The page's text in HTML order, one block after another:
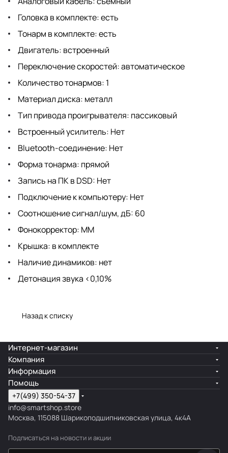
Головка в комплекте: есть
Тонарм в комплекте: есть
Двигатель: встроенный
Переключение скоростей: автоматическое
Количество тонармов: 1
Материал диска: металл
Тип привода проигрывателя: пассиковый
Встроенный усилитель: Нет
Bluetooth-соединение: Нет
Форма тонарма: прямой
Запись на ПК в DSD: Нет
Подключение к компьютеру: Нет
Соотношение сигнал/шум, дБ: 60
Фонокорректор: MM
Крышка: в комплекте
Наличие динамиков: нет
Детонация звука <0,10%
Назад к списку
Интернет-магазин
Компания
Информация
Помощь
+7(499) 350-54-37
info@smartshop.store
Москва, 115088 Шарикоподшипниковская улица, 4к4А
Подписаться на новости и акции